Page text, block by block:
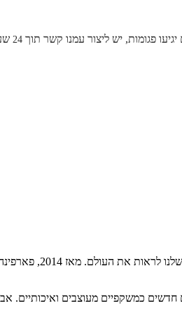
פגומות, יש ליצור עמנו קשר תוך 24
פרפינה הינה חברה